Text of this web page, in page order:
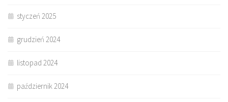
styczeń 2025
grudzień 2024
listopad 2024
październik 2024